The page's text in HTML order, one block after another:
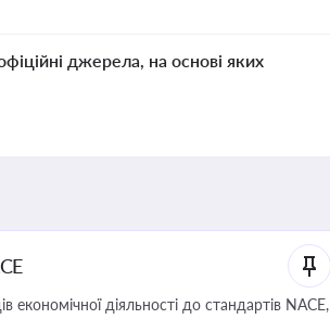
джерела, на основі яких
економічної діяльності до стандартів NACE,